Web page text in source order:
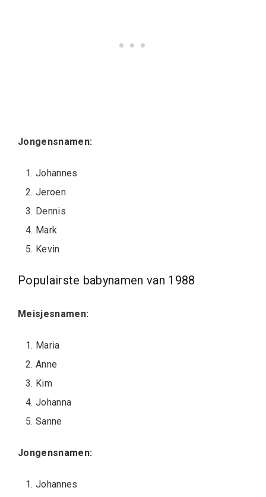
Jongensnamen:
Johannes
Jeroen
Dennis
Mark
Kevin
Populairste babynamen van 1988
Meisjesnamen:
Maria
Anne
Kim
Johanna
Sanne
Jongensnamen:
Johannes